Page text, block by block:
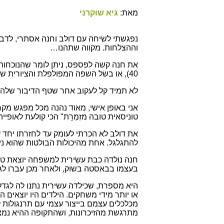
מאת: גיא שוקרני
נפגשתי לשיחה עם דולב וחנה אסתרי,
וההצלחות. מקווה שתהנו…
את חנה קשה לפספס, ניתן לומר
40), או בשל השפה המפולפלת והציורית שלה. תמיד דעתנית ומקורית, מלאת סיפורים וכל שיחה עימה היא חוויה.
לא תמיד קל לעקוב אחר שטף הדיבור שלה,
אני באופן אישי, מאוד נהנה מכל מפגש
טוניסאית טובה מזִמְרָת" הכי קולעת
את דולב לא הכרתי לעומק עד לחזרתו יחד
להתגלגל. אחת מהיכולות הבולטות שהוא
חנה נולדה כבת עשִׂירית למשפחה יוצאת
בעצמו בבאסטה בשוק, ולאחר מכן עברו
היא מספרת, שכילדה עשירית נתנו לה
או יותר מידי משחקים. הילדים היו
מכלכלים עצמם בייצור עצמי עם
מתרגשת מהזיכרונות, ושהתקופה ההיא